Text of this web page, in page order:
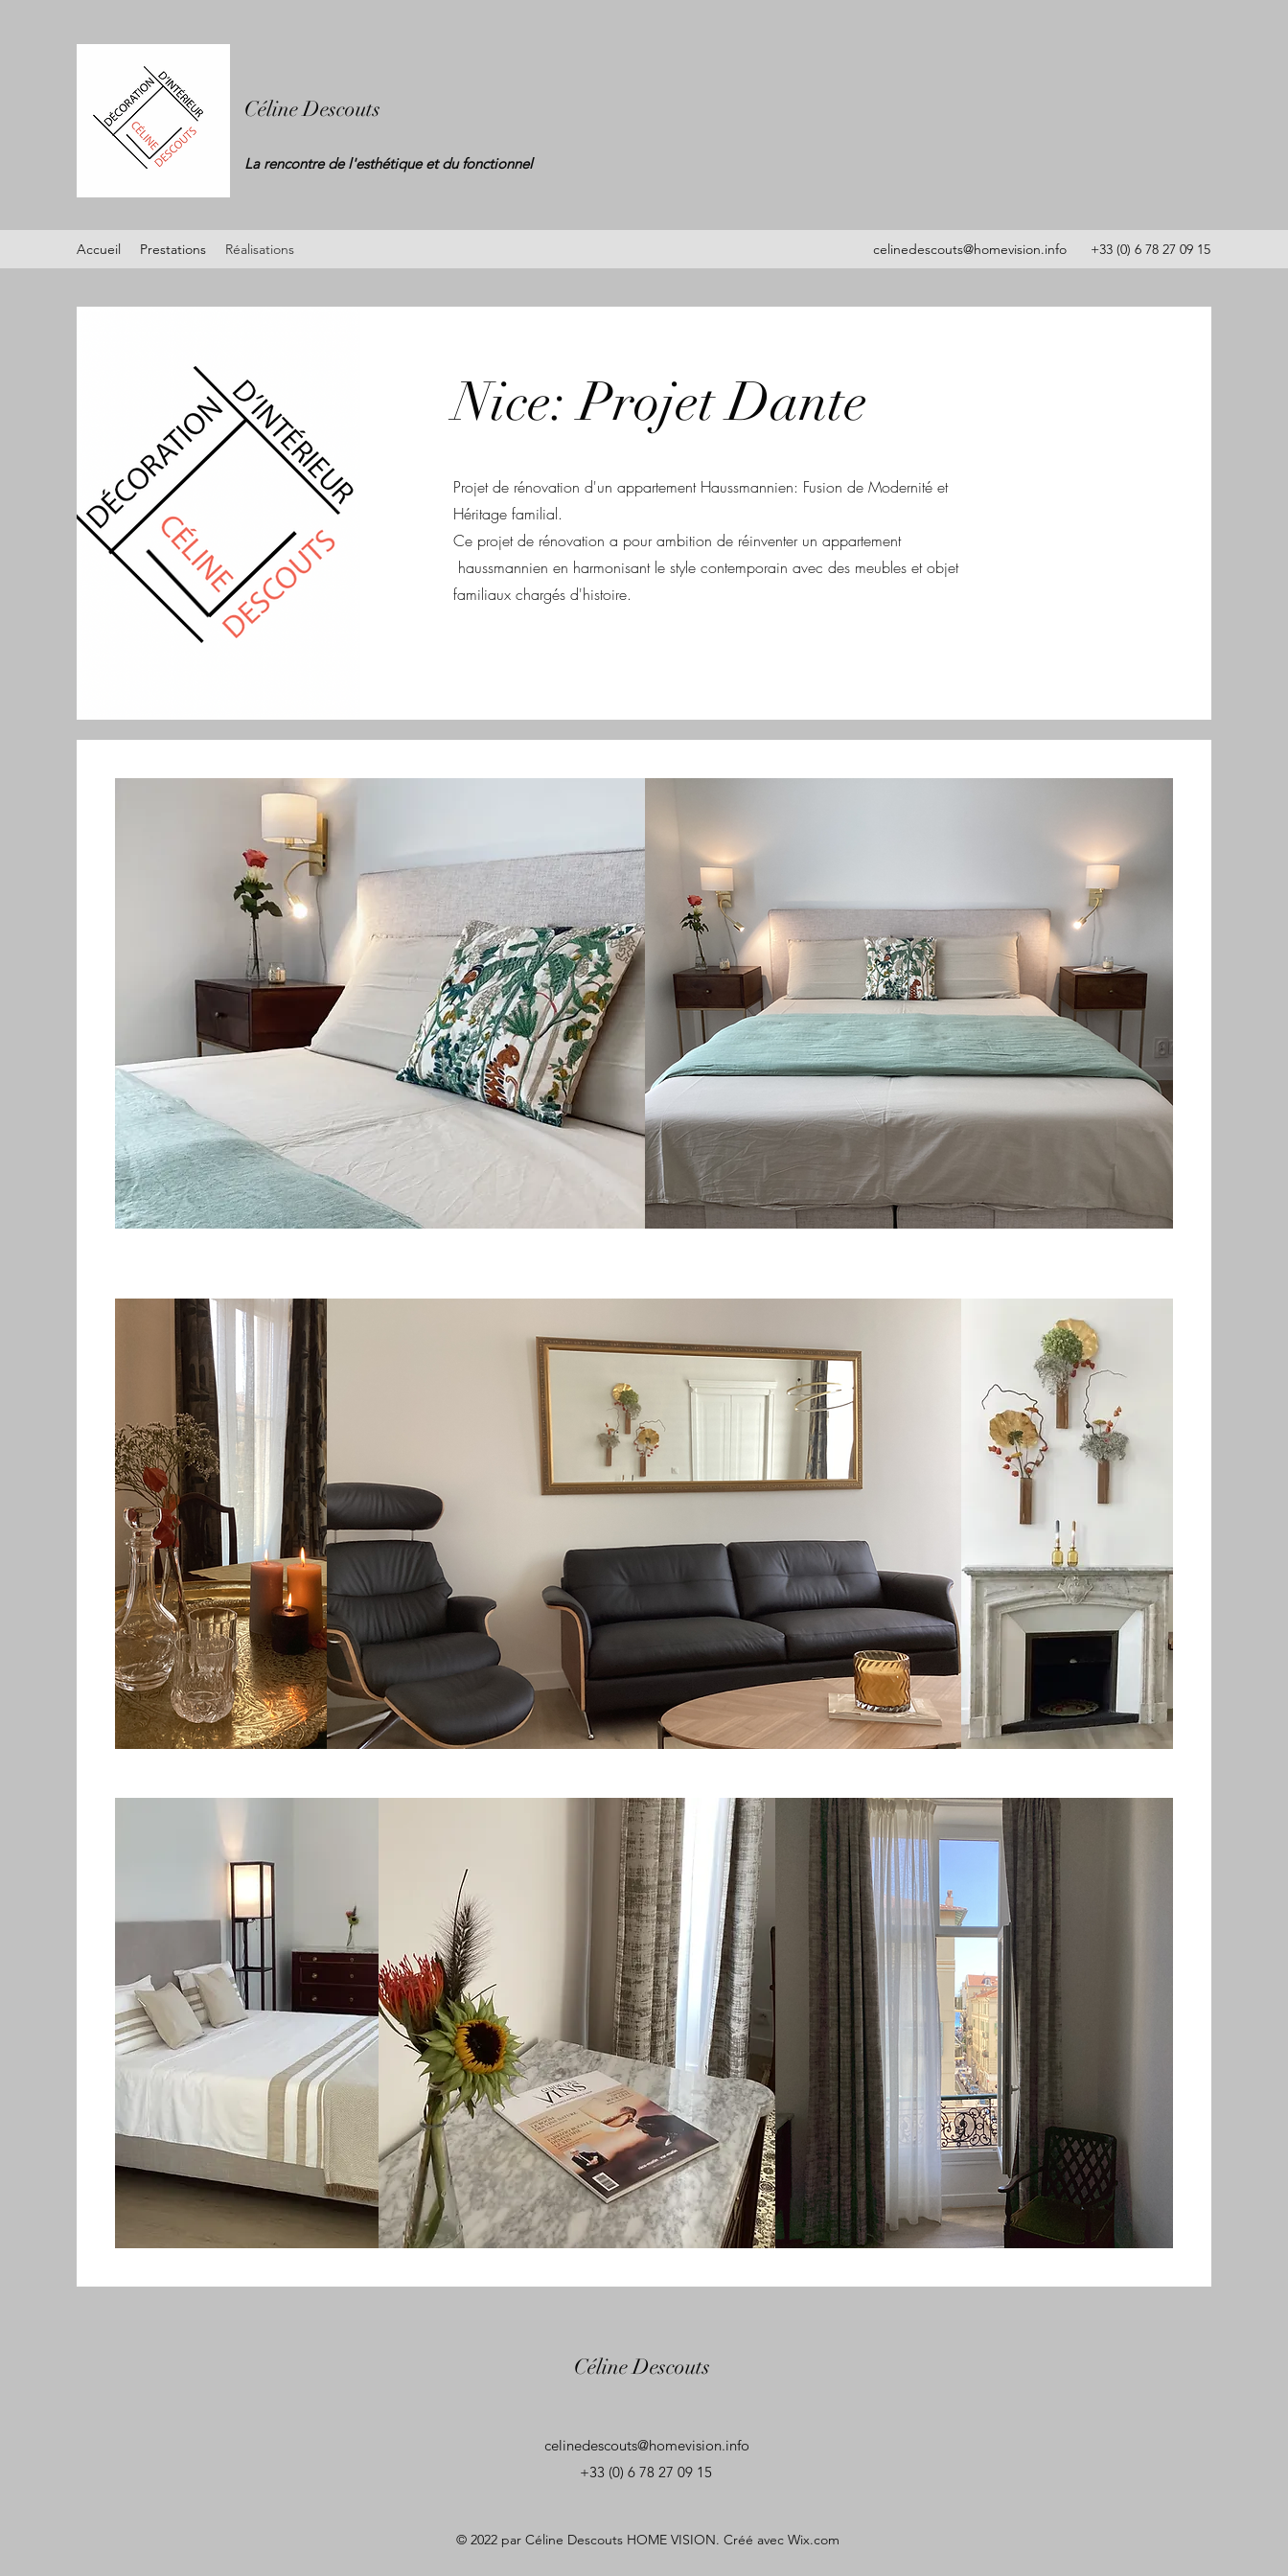
Céline Descouts
La rencontre del'esthétique et du fonctionnel
Accueil Prestations Réalisations celinedescouts@homevision.info +33 (0) 6 78 27 09 15
Nice: Projet Dante
Projet de rénovation d'un appartement Haussmannien: Fusion de Modernité et
Héritage familial.
Ce projet de rénovation a pour ambition de réinventer un appartement
haussmannien en harmonisant le style contemporain avec des meubles et objet
familiaux chargés d'histoire.
Céline Descouts
celinedescouts@homevision.info
+33 (0) 6 78 27 09 15
© 2022 par Céline Descouts HOME VISION. Créé avec Wix.com